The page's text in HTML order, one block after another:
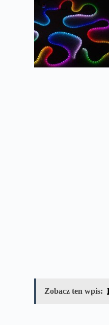
Zobacz ten wpis: